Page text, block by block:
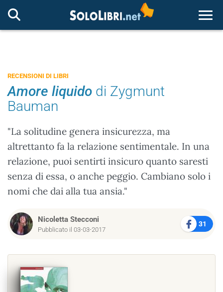
RECENSIONI DI LIBRI
Amore liquido di Zygmunt
Bauman
"La solitudine genera insicurezza, ma
altrettanto fa la relazione sentimentale. In una
relazione, puoi sentirti insicuro quanto saresti
senza di essa, o anche peggio. Cambiano solo i
nomi che dai alla tua ansia."
Nicoletta Stecconi
Pubblicato il 03-03-2017
31